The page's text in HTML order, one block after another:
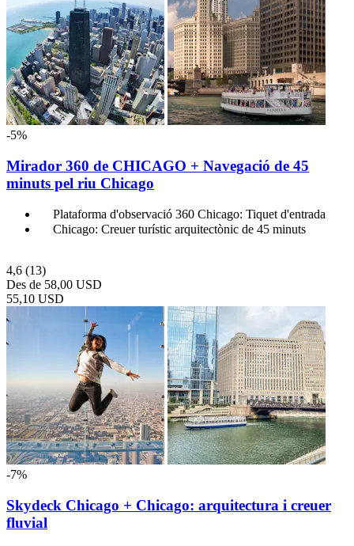
-5%
Mirador 360 de CHICAGO + Navegació de 45
minuts pel riu Chicago
Plataforma d'observació 360 Chicago: Tiquet d'entrada
Chicago: Creuer turístic arquitectònic de 45 minuts
4,6 (13)
Des de 58,00 USD
55,10 USD
-7%
Skydeck Chicago + Chicago: arquitectura i creuer
fluvial